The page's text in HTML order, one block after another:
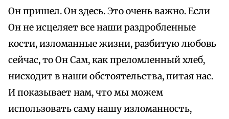
Он пришел. Он здесь. Это очень важно. Если
Он не исцеляет все наши раздробленные
кости, изломанные жизни, разбитую любовь
сейчас, то Он Сам, как преломленный хлеб,
нисходит в наши обстоятельства, питая нас.
И показывает нам, что мы можем
использовать саму нашу изломанность,